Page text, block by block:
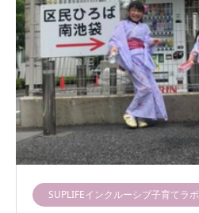
SUPLIFEインクルーシブ子育てラボ